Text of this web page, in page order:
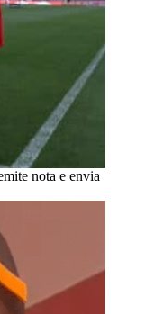
nota e envia